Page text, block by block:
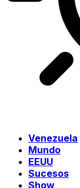
Venezuela
Mundo
EEUU
Sucesos
Show